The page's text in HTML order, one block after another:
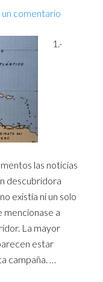
comentario
1.-
las noticias
descubridora
existía ni un solo
mencionase a
La mayor
estar
campaña. …